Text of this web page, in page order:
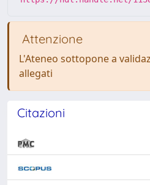
Attenzione
L'Ateneo sottopone a
allegati
Citazioni